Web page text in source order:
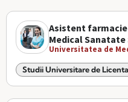
Asistent farmacie
Medical Sanatate
Universitatea de
Studii Universitare de Licenta